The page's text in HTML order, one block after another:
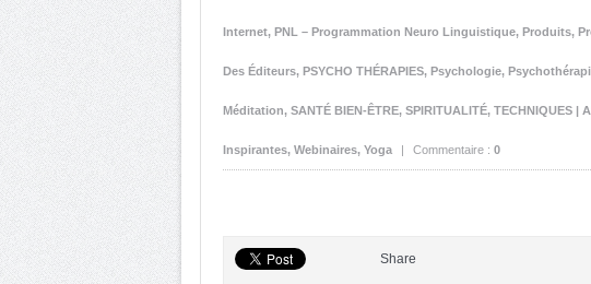
Internet, PNL – Programmation Neuro Linguistique, Produits,
Des Éditeurs, PSYCHO THÉRAPIES, Psychologie,
Méditation, SANTÉ BIEN-ÊTRE, SPIRITUALITÉ, TECHNIQUES |
Inspirantes, Webinaires, Yoga | Commentaire : 0
Share